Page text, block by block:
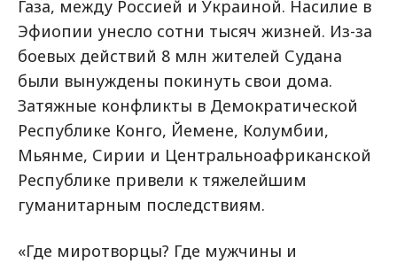
Газа, между Россией и Украиной. Насилие в
Эфиопии унесло сотни тысяч жизней. Из-за
боевых действий 8 млн жителей Судана
были вынуждены покинуть свои дома.
Затяжные конфликты в Демократической
Республике Конго, Йемене, Колумбии,
Мьянме, Сирии и Центральноафриканской
Республике привели к тяжелейшим
гуманитарным последствиям.
«Где миротворцы? Где мужчины и